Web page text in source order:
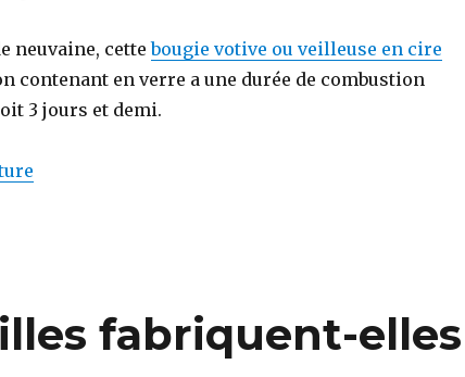
neuvaine, cettebougie votive ou veilleuse en cire
contenant en verre a une durée de combustion
3 jours et demi.
de « Bougie veilleuse/votive en cire d’abeille de
fabriquent-elles